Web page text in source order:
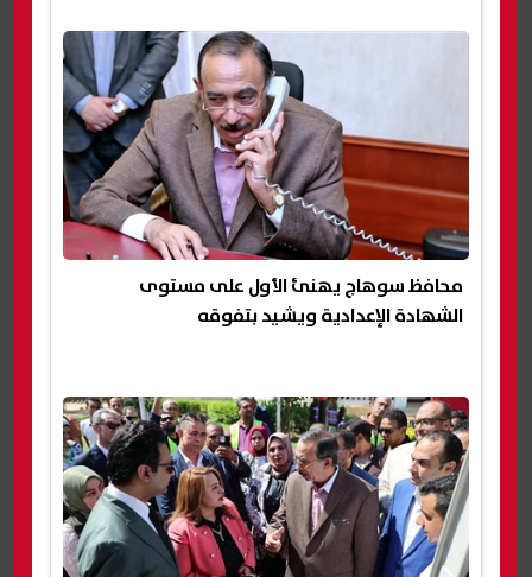
محافظ سوهاج يهنئ الأول على مستوى
الشهادة الإعدادية ويشيد بتفوقه